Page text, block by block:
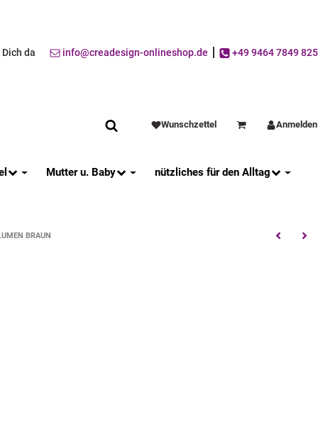
da info@creadesign-onlineshop.de +49 9464 7849 825
Wunschzettel WarenkorbAnmelden
Mutter u. Baby nützliches für den Alltag
BRAUN